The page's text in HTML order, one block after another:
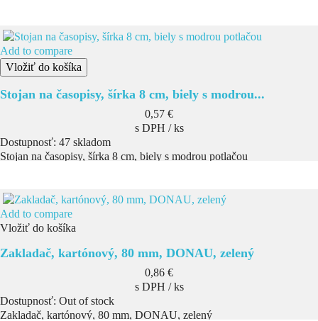
Add to compare
Vložiť do košíka
Stojan na časopisy, šírka 8 cm, biely s modrou...
Cena
0,57 €
s DPH / ks
Dostupnosť: 47 skladom
Stojan na časopisy, šírka 8 cm, biely s modrou potlačou
Add to compare
Vložiť do košíka
Zakladač, kartónový, 80 mm, DONAU, zelený
Cena
0,86 €
s DPH / ks
Dostupnosť: Out of stock
Zakladač, kartónový, 80 mm, DONAU, zelený